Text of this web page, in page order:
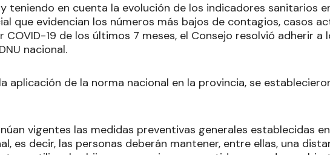
teniendo en cuenta la evolución de los indicadores sanitarios
que evidencian los números más bajos de contagios, casos
19 de los últimos 7 meses, el Consejo resolvió adherir a
nacional.
aplicación de la norma nacional en la provincia, se
vigentes las medidas preventivas generales establecidas
es decir, las personas deberán mantener, entre ellas, una